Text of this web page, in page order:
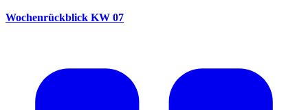
Wochenrückblick KW 07